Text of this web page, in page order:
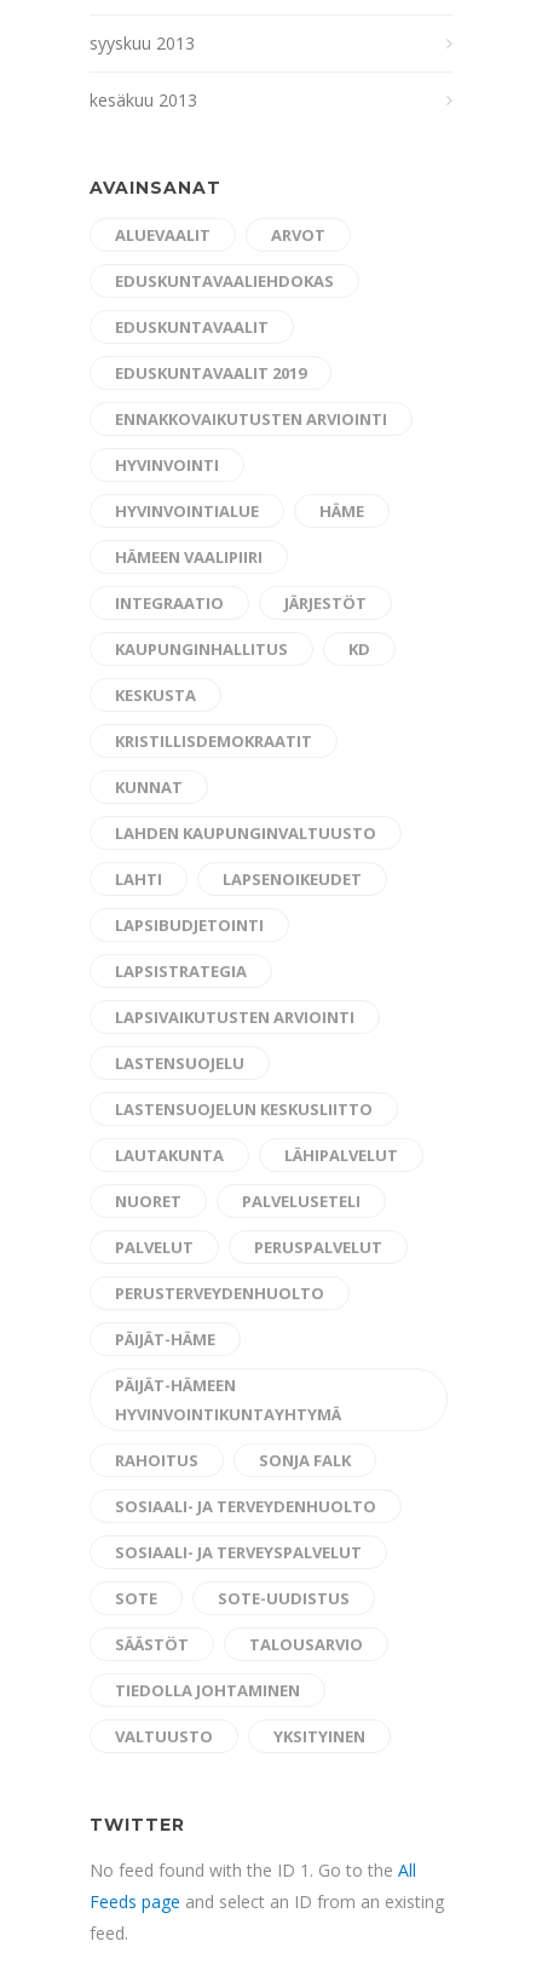
syyskuu 2013
kesäkuu 2013
AVAINSANAT
ALUEVAALIT ARVOT
EDUSKUNTAVAALIEHDOKAS
EDUSKUNTAVAALIT
EDUSKUNTAVAALIT 2019
ENNAKKOVAIKUTUSTEN ARVIOINTI
HYVINVOINTI
HYVINVOINTIALUE HÄME
HÄMEEN VAALIPIIRI
INTEGRAATIO JÄRJESTÖT
KAUPUNGINHALLITUS KD
KESKUSTA
KRISTILLISDEMOKRAATIT
KUNNAT
LAHDEN KAUPUNGINVALTUUSTO
LAHTI LAPSENOIKEUDET
LAPSIBUDJETOINTI
LAPSISTRATEGIA
LAPSIVAIKUTUSTEN ARVIOINTI
LASTENSUOJELU
LASTENSUOJELUN KESKUSLIITTO
LAUTAKUNTA LÄHIPALVELUT
NUORET PALVELUSETELI
PALVELUT PERUSPALVELUT
PERUSTERVEYDENHUOLTO
PÄIJÄT-HÄME
PÄIJÄT-HÄMEEN
HYVINVOINTIKUNTAYHTYMÄ
RAHOITUS SONJA FALK
SOSIAALI- JA TERVEYDENHUOLTO
SOSIAALI- JA TERVEYSPALVELUT
SOTE SOTE-UUDISTUS
SÄÄSTÖT TALOUSARVIO
TIEDOLLA JOHTAMINEN
VALTUUSTO YKSITYINEN
TWITTER
No feed found with the ID 1. Go to the All
Feeds page and select an ID from an existing
feed.